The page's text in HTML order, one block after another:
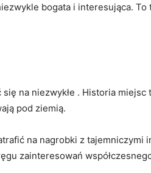
bogata⁤ i interesująca.
na niezwykłe . Historia
​pod ziemią.
na nagrobki z tajemniczymi
zainteresowań